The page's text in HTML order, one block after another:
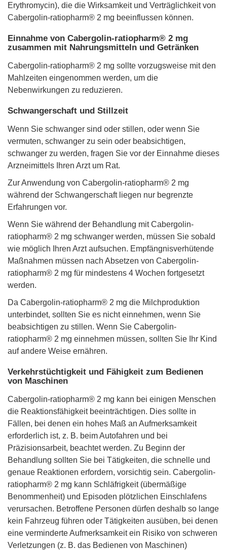
Erythromycin), die die Wirksamkeit und Verträglichkeit von
Cabergolin-ratiopharm® 2 mg beeinflussen können.
Einnahme von Cabergolin-ratiopharm® 2 mg
zusammen mit Nahrungsmitteln und Getränken
Cabergolin-ratiopharm® 2 mg sollte vorzugsweise mit den
Mahlzeiten eingenommen werden, um die
Nebenwirkungen zu reduzieren.
Schwangerschaft und Stillzeit
Wenn Sie schwanger sind oder stillen, oder wenn Sie
vermuten, schwanger zu sein oder beabsichtigen,
schwanger zu werden, fragen Sie vor der Einnahme dieses
Arzneimittels Ihren Arzt um Rat.
Zur Anwendung von Cabergolin-ratiopharm® 2 mg
während der Schwangerschaft liegen nur begrenzte
Erfahrungen vor.
Wenn Sie während der Behandlung mit Cabergolin-
ratiopharm® 2 mg schwanger werden, müssen Sie sobald
wie möglich Ihren Arzt aufsuchen. Empfängnisverhütende
Maßnahmen müssen nach Absetzen von Cabergolin-
ratiopharm® 2 mg für mindestens 4 Wochen fortgesetzt
werden.
Da Cabergolin-ratiopharm® 2 mg die Milchproduktion
unterbindet, sollten Sie es nicht einnehmen, wenn Sie
beabsichtigen zu stillen. Wenn Sie Cabergolin-
ratiopharm® 2 mg einnehmen müssen, sollten Sie Ihr Kind
auf andere Weise ernähren.
Verkehrstüchtigkeit und Fähigkeit zum Bedienen
von Maschinen
Cabergolin-ratiopharm® 2 mg kann bei einigen Menschen
die Reaktionsfähigkeit beeinträchtigen. Dies sollte in
Fällen, bei denen ein hohes Maß an Aufmerksamkeit
erforderlich ist, z. B. beim Autofahren und bei
Präzisionsarbeit, beachtet werden. Zu Beginn der
Behandlung sollten Sie bei Tätigkeiten, die schnelle und
genaue Reaktionen erfordern, vorsichtig sein. Cabergolin-
ratiopharm® 2 mg kann Schläfrigkeit (übermäßige
Benommenheit) und Episoden plötzlichen Einschlafens
verursachen. Betroffene Personen dürfen deshalb so lange
kein Fahrzeug führen oder Tätigkeiten ausüben, bei denen
eine verminderte Aufmerksamkeit ein Risiko von schweren
Verletzungen (z. B. das Bedienen von Maschinen)